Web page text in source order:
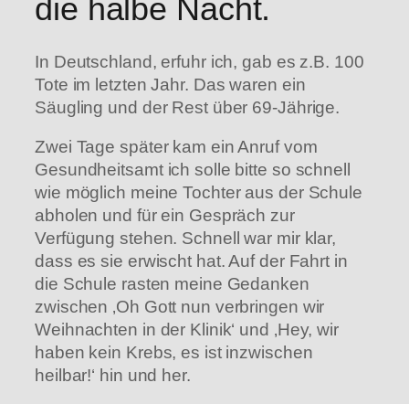
die halbe Nacht.
In Deutschland, erfuhr ich, gab es z.B. 100
Tote im letzten Jahr. Das waren ein
Säugling und der Rest über 69-Jährige.
Zwei Tage später kam ein Anruf vom
Gesundheitsamt ich solle bitte so schnell
wie möglich meine Tochter aus der Schule
abholen und für ein Gespräch zur
Verfügung stehen. Schnell war mir klar,
dass es sie erwischt hat. Auf der Fahrt in
die Schule rasten meine Gedanken
zwischen ‚Oh Gott nun verbringen wir
Weihnachten in der Klinik‘ und ‚Hey, wir
haben kein Krebs, es ist inzwischen
heilbar!‘ hin und her.